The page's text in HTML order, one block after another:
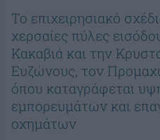
Το επιχειρησιακό
χερσαίες πύλες
Κακαβιά και την
Ευζώνους, τον
όπου καταγράφεται
εμπορευμάτων και
οχημάτων